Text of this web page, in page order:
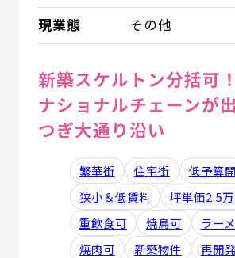
現業態
その他
新築スケルトン分括可！
ナショナルチェーンが
つぎ大通り沿い
繁華街 住宅街
低予算
狭小＆低賃料
坪単価2.5
重飲食可
焼鳥可
ラー
焼肉可
新築物件
再開